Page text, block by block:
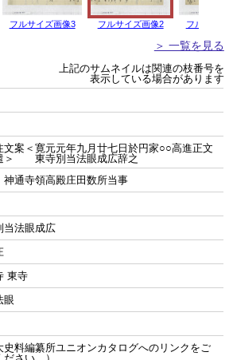
フルサイズ画像3 フルサイズ画像2 フルサイズ
＞ 一覧を見る
上記のサムネイルは関連の枝番号を
表示している場合があります
文案＜寛元元年九月廿七日於円家○○高進正文
＞ 東寺別当法眼成広辞之
通寺領高殿庄田数所当事
当法眼成広
東寺
眼
史料編纂所ユニオンカタログへのリンクをご